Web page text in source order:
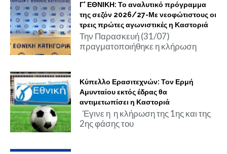
Γ' ΕΘΝΙΚΗ: Το αναλυτικό πρόγραμμα
της σεζόν 2026/27-Με νεοφώτιστους οι
τρεις πρώτες αγωνιστικές η Καστοριά
Την Παρασκευή (31/07)
πραγματοποιήθηκε η κλήρωση
Κύπελλο Ερασιτεχνών: Τον Ερμή
Αμυνταίου εκτός έδρας θα
αντιμετωπίσει η Καστοριά
Έγινε η η κλήρωση της 1ης και της
2ης φάσης του